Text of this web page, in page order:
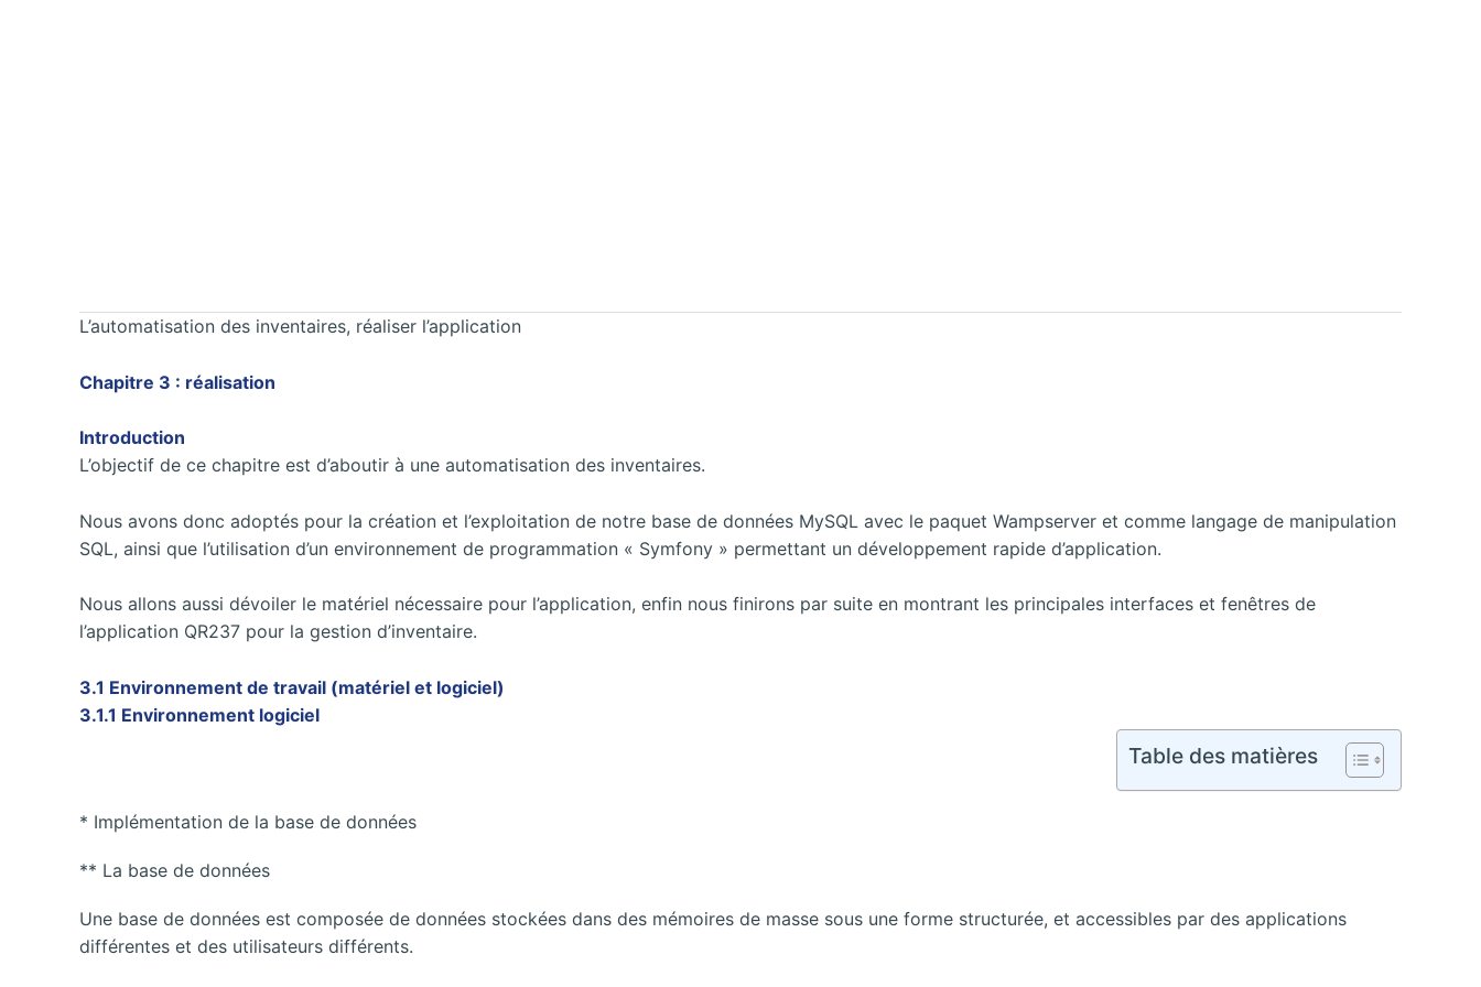
L’automatisation des inventaires, réaliser l’application
Chapitre 3 : réalisation
Introduction
L’objectif de ce chapitre est d’aboutir à une automatisation des inventaires.
Nous avons donc adoptés pour la création et l’exploitation de notre base de données MySQL avec le paquet Wampserver et comme langage de manipulation
SQL, ainsi que l’utilisation d’un environnement de programmation « Symfony » permettant un développement rapide d’application.
Nous allons aussi dévoiler le matériel nécessaire pour l’application, enfin nous finirons par suite en montrant les principales interfaces et fenêtres de
l’application QR237 pour la gestion d’inventaire.
3.1 Environnement de travail (matériel et logiciel)
3.1.1 Environnement logiciel
Table des matières
* Implémentation de la base de données
** La base de données
Une base de données est composée de données stockées dans des mémoires de masse sous une forme structurée, et accessibles par des applications
différentes et des utilisateurs différents.